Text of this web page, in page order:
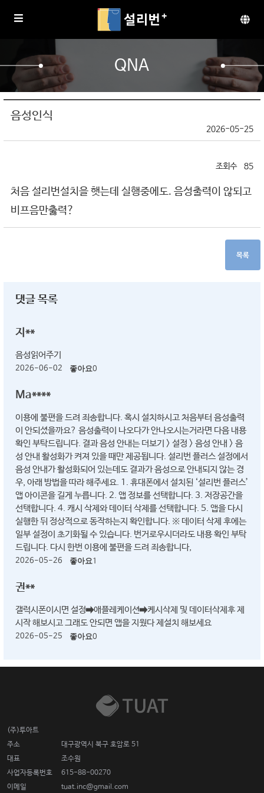
QNA
음성인식
2026-05-25
85
처음 설리번설치을 햇는데 실행중에도. 음성출력이 않되고
비프음만춣력?
목록
댓글 목록
지**
음성읽어주기
2026-06-02 좋아요0
Ma****
이용에 불편을 드려 죄송합니다. 혹시 설치하시고 처음부터 음성출력
이 안되셨을까요? 음성출력이 나오다가 안나오시는거라면 다음 내용
확인 부탁드립니다. 결과 음성 안내는 더보기 > 설정 > 음성 안내 > 음
성 안내 활성화가 켜져 있을 때만 제공됩니다. 설리번 플러스 설정에서
음성 안내가 활성화되어 있는데도 결과가 음성으로 안내되지 않는 경
우, 아래 방법을 따라 해주세요. 1. 휴대폰에서 설치된 ‘설리번 플러스’
앱 아이콘을 길게 누릅니다. 2. 앱 정보를 선택합니다. 3. 저장공간을
선택합니다. 4. 캐시 삭제와 데이터 삭제를 선택합니다. 5. 앱을 다시
실행한 뒤 정상적으로 동작하는지 확인합니다. ※ 데이터 삭제 후에는
일부 설정이 초기화될 수 있습니다. 번거로우시더라도 내용 확인 부탁
드립니다. 다시 한번 이용에 불편을 드려 죄송합니다,
2026-05-26 좋아요1
권**
갤럭시폰이시면 설정➡️애플레케이션➡️케시삭제 및 데이터삭제후 제
시작 해보시고 그래도 안되면 앱을 지웠다 제설치 해보세요
2026-05-25 좋아요0
(주)투아트
주소
대구광역시 북구 호암로 51
대표
조수원
사업자등록번호
615-88-00270
이메일
tuat.inc@gmail.com